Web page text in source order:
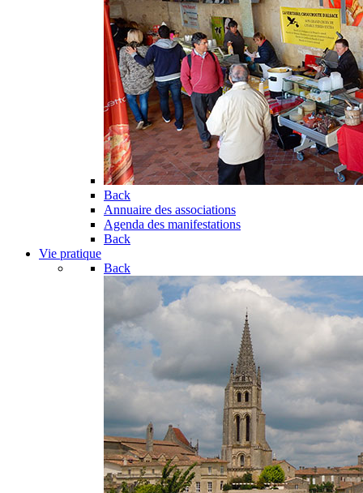
Back
Annuaire des associations
Agenda des manifestations
Back
Vie pratique
Back